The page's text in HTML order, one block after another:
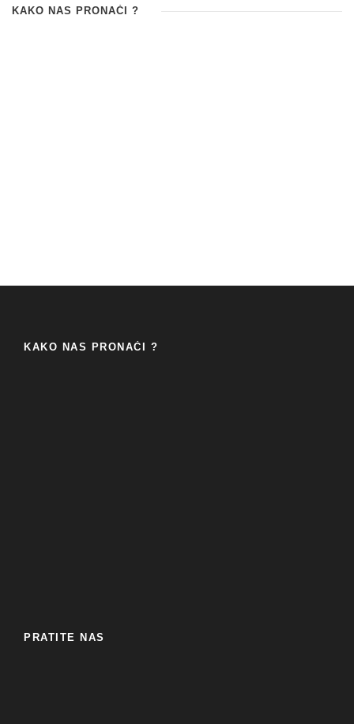
KAKO NAS PRONAĆI ?
KAKO NAS PRONAĆI ?
PRATITE NAS